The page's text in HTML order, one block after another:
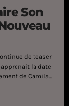
Son
de teaser
la date
de Camila
d'ailleurs qu'un
vite que prévu,